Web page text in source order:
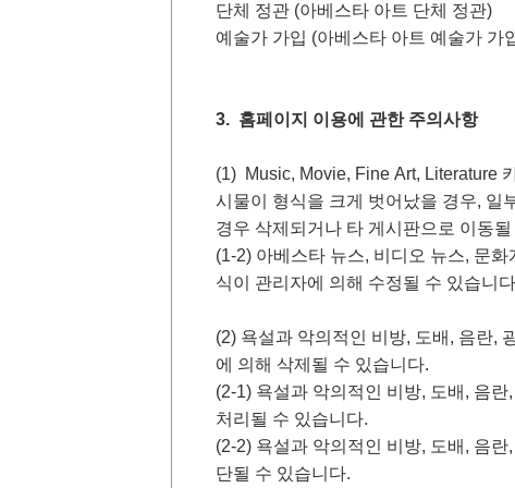
단체 정관 (아베스타 아트 단체 정관)
예술가 가입 (아베스타 아트 예술가 가
3. 홈페이지 이용에 관한 주의사항
(1) Music, Movie, Fine Art, Literature
시물이 형식을 크게 벗어났을 경우, 일
경우 삭제되거나 타 게시판으로 이동
(1-2) 아베스타 뉴스, 비디오 뉴스, 문
식이 관리자에 의해 수정될 수 있습니
(2) 욕설과 악의적인 비방, 도배, 음란,
에 의해 삭제될 수 있습니다.
(2-1) 욕설과 악의적인 비방, 도배, 음
처리될 수 있습니다.
(2-2) 욕설과 악의적인 비방, 도배, 음
단될 수 있습니다.